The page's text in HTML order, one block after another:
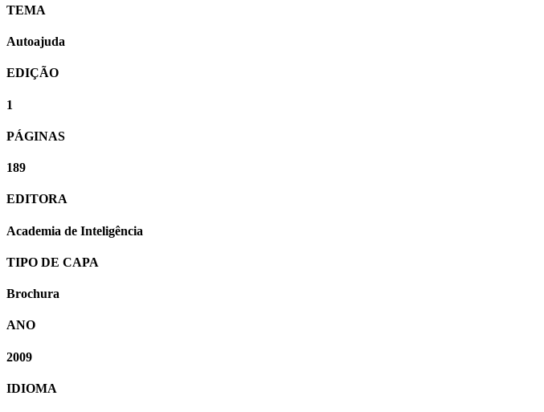
TEMA
Autoajuda
EDIÇÃO
1
PÁGINAS
189
EDITORA
Academia de Inteligência
TIPO DE CAPA
Brochura
ANO
2009
IDIOMA